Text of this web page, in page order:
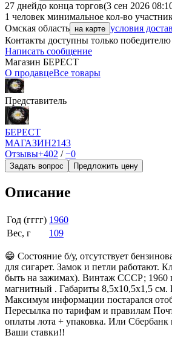
27 днейдо конца торгов(3 сен 2026
1 человек минимальное кол-во
Омская область на карте условия
Контакты доступны только победителю
Написать сообщение
Магазин БEPECT
О продавцеВсе товары
Представитель
БEPECT
МАГАЗИН2143
Отзывы+402 /−0
Задать вопрос Предложить цену
Описание
Год (гггг) 1960
Вес, г
109
😁 Состояние б/у, отсутствует
для сигарет. Замок и петли работают.
быть на зажимах). Винтаж СССР; 1960
магнитный . Габариты 8,5х10,5х1,5 см.
Максимум информации постарался
Пересылка по тарифам и правилам
оплаты лота + упаковка. Или Сбербанк
Ваши ставки!!